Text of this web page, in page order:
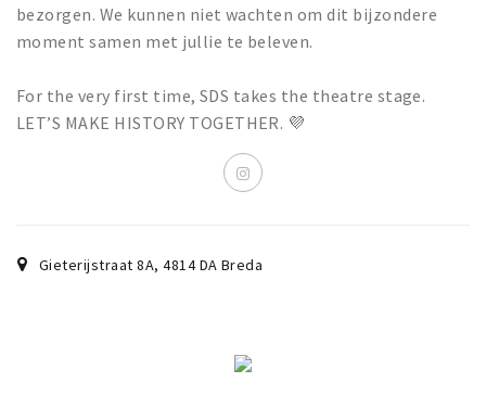
bezorgen. We kunnen niet wachten om dit bijzondere
moment samen met jullie te beleven.
For the very first time, SDS takes the theatre stage.
LET’S MAKE HISTORY TOGETHER. 💜
Gieterijstraat 8A,4814 DA Breda